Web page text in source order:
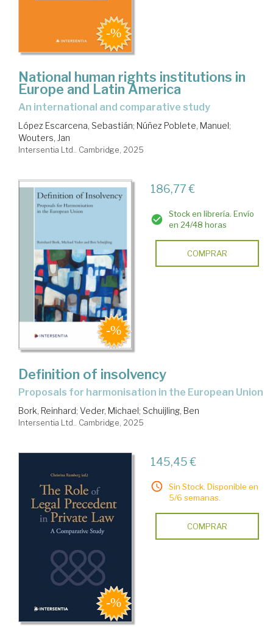
National human rights institutions in
Europe and Latin America
an international and comparative study
López Escarcena, Sebastián; Núñez Poblete, Manuel;
Wouters, Jan
Intersentia Ltd.. Cambridge, 2025
186,77 €
Stock en librería. Envío
en 24/48 horas
COMPRAR
Definition of insolvency
proposals for harmonisation in the European Union
Bork, Reinhard; Veder, Michael; Schuijling, Ben
Intersentia Ltd.. Cambridge, 2025
145,45 €
Sin Stock. Disponible en
5/6 semanas.
COMPRAR